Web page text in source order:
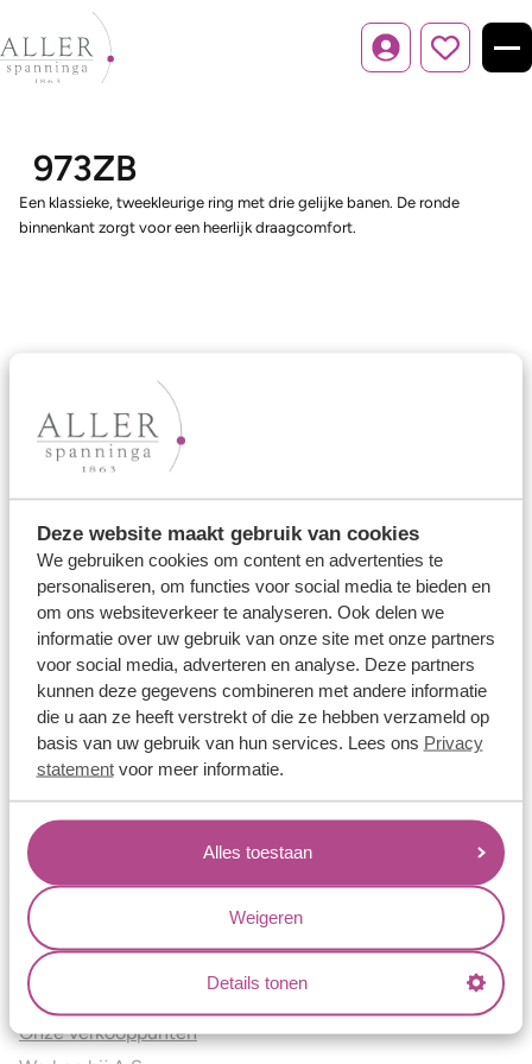
Deze website maakt gebruik van cookies
We gebruiken cookies om content en advertenties te
personaliseren, om functies voor social media te bieden en
om ons websiteverkeer te analyseren. Ook delen we
informatie over uw gebruik van onze site met onze partners
voor social media, adverteren en analyse. Deze partners
kunnen deze gegevens combineren met andere informatie
die u aan ze heeft verstrekt of die ze hebben verzameld op
basis van uw gebruik van hun services. Lees ons Privacy
statementvoor meer informatie.
Alles toestaan
Weigeren
Details tonen
Inloggen
973ZB
Een klassieke, tweekleurige ring met drie gelijke banen. De ronde
binnenkant zorgt voor een heerlijk draagcomfort.
Ons aanbod
Trouwringen
Memoireringen
Verlovingsringen
Vriendschapsringen
Over ons
Aller Spanninga
Historie
Certificaten
Blogs
Jouw voordelen
Conflictvrije Materialen
Oneindig veel mogelijkheden
Kwaliteit
Juweliers & Contact
Onze verkooppunten